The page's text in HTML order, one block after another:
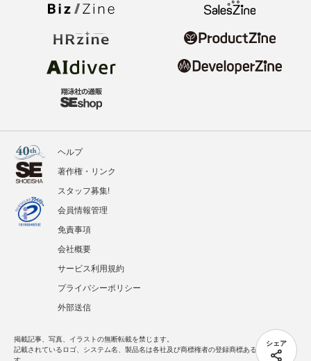
シェア
ヘルプ
著作権・リンク
スタッフ募集!
会員情報管理
免責事項
会社概要
サービス利用規約
プライバシーポリシー
外部送信
掲載記事、写真、イラストの無断転載を禁じます。
記載されているロゴ、システム名、製品名は各社及び商標権者の登録商標あるいは商標で